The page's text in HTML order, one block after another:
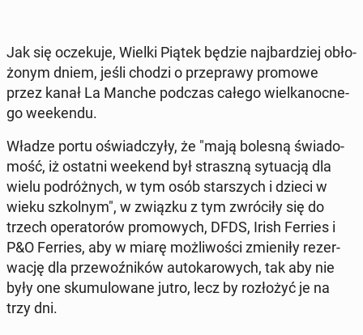
Jak się ocze­ku­je, Wielki Piątek będzie naj­bar­dziej ob­ło­
żo­nym dniem, jeśli chodzi o prze­pra­wy promowe
przez kanał La Manche podczas całego wiel­ka­noc­ne­
go week­en­du.
Władze portu oświad­czy­ły, że "mają bolesną świa­do­
mość, iż ostatni weekend był strasz­ną sy­tu­acją dla
wielu po­dróż­nych, w tym osób star­szych i dzieci w
wieku szkol­nym", w związku z tym zwró­ci­ły się do
trzech ope­ra­to­rów pro­mo­wych, DFDS, Irish Ferries i
P&O Ferries, aby w miarę moż­li­wo­ści zmie­ni­ły re­zer­
wa­cję dla prze­woź­ni­ków au­to­ka­ro­wych, tak aby nie
były one sku­mu­lo­wa­ne jutro, lecz by roz­ło­żyć je na
trzy dni.